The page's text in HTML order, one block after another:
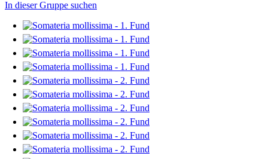
In dieser Gruppe suchen